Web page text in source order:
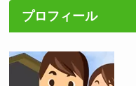
プロフィール